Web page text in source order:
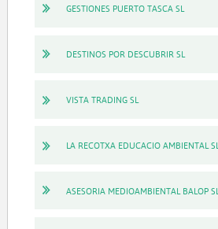
GESTIONES PUERTO TASCA SL
DESTINOS POR DESCUBRIR SL
VISTA TRADING SL
LA RECOTXA EDUCACIO AMBIENTAL SL
ASESORIA MEDIOAMBIENTAL BALOP SL